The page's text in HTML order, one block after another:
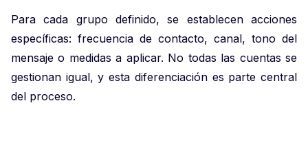
Para cada grupo definido, se establecen acciones
específicas: frecuencia de contacto, canal, tono del
mensaje o medidas a aplicar. No todas las cuentas se
gestionan igual, y esta diferenciación es parte central
del proceso.